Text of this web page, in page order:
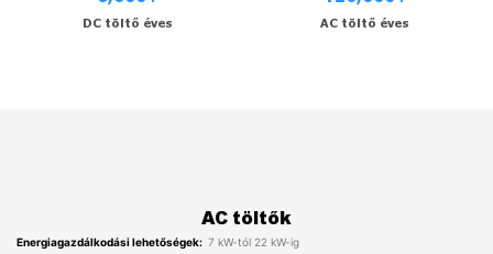
DC töltő éves AC töltő éves
AC töltők
Energiagazdálkodási lehetőségek: 7 kW-tól 22 kW-ig